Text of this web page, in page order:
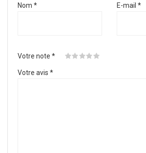
Nom * E-mail *
Votre note *
Votre avis *